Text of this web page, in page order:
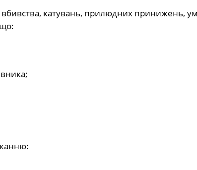
катувань, прилюдних принижень,